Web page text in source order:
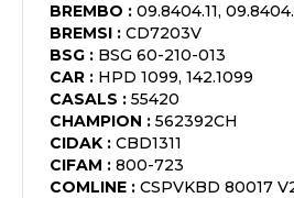
BREMBO : 09.8404.11,
BREMSI : CD7203V
BSG : BSG 60-210-013
CAR : HPD 1099, 142.1099
CASALS : 55420
CHAMPION : 562392CH
CIDAK : CBD1311
CIFAM : 800-723
COMLINE : CSPVKBD 80017